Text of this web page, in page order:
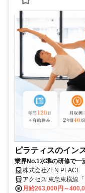
ピラティスのイン
業界No.1水準の研修で一
与年1回│年間休日120日
不問/未経験8割】
株式会社ZEN PLACE
アクセス 東急東横線
月給263,000円～